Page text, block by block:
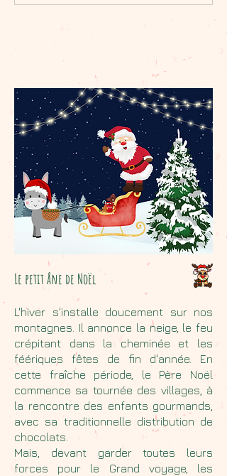
LE petit âne de Noël
Le petit âne de Noël
L'hiver s'installe doucement sur nos
montagnes. Il annonce la neige, le feu
crépitant dans la cheminée et les
féériques fêtes de fin d'année. En
cette fraîche période, le Père Noël
commence sa tournée des villages, à
la rencontre des enfants gourmands,
avec sa traditionnelle distribution de
chocolats.
Mais, devant garder toutes leurs
forces pour le Grand voyage, les